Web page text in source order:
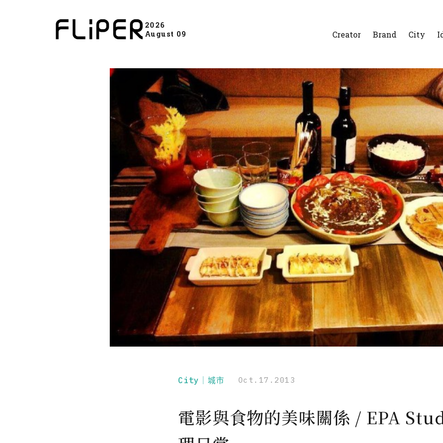
2026
August 09
Creator Brand City
City｜城市 Oct.17.2013
電影與食物的美味關係 / EPA